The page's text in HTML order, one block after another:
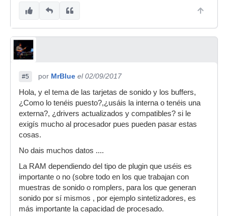
#5 por MrBlue el 02/09/2017
Hola, y el tema de las tarjetas de sonido y los buffers,
¿Como lo tenéis puesto?,¿usáis la interna o tenéis una
externa?, ¿drivers actualizados y compatibles? si le
exigís mucho al procesador pues pueden pasar estas
cosas.
No dais muchos datos ....
La RAM dependiendo del tipo de plugin que uséis es
importante o no (sobre todo en los que trabajan con
muestras de sonido o romplers, para los que generan
sonido por sí mismos , por ejemplo sintetizadores, es
más importante la capacidad de procesado.